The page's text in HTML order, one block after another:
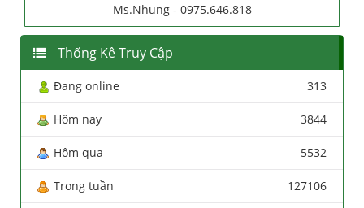
Ms.Nhung - 0975.646.818
Thống Kê Truy Cập
Đang online 313
Hôm nay 3844
Hôm qua 5532
Trong tuần 127106